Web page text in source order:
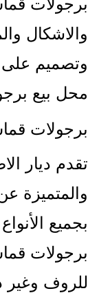
برجولات
والاشكال
وتصميم على
محل بيع
برجولات
تقدم ديار
والمتميزة
بجميع
برجولات
للروف وغير